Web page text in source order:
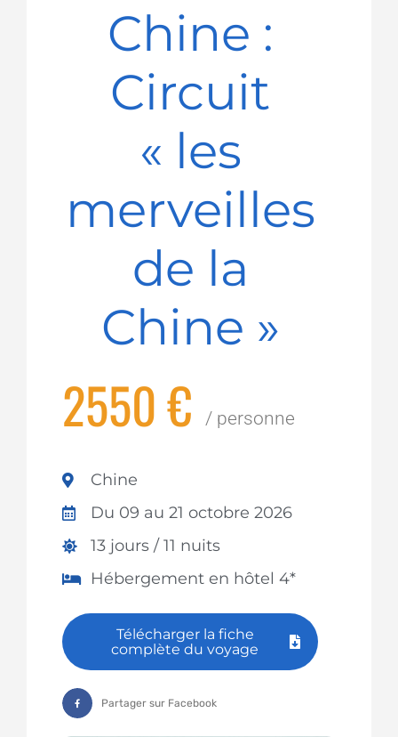
Chine :
Circuit
« les
merveilles
de la
Chine »
2550 € / personne
Chine
Du 09 au 21 octobre 2026
13 jours / 11 nuits
Hébergement en hôtel 4*
Télécharger la fiche
complète du voyage
Partager sur Facebook